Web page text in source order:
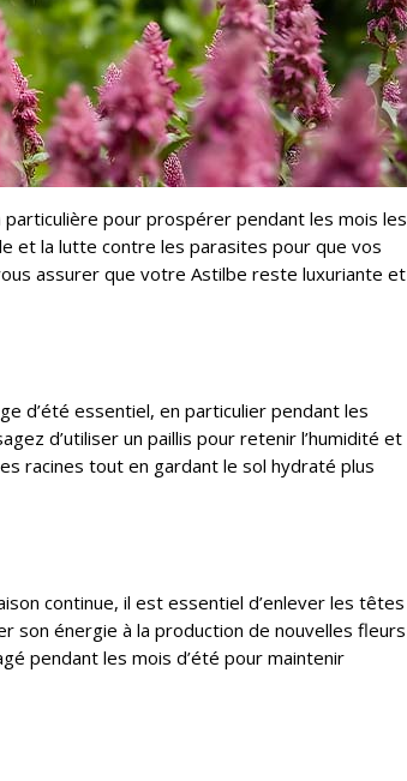
pour prospérer pendant les mois les
et la lutte contre les parasites pour que vos
assurer que votre Astilbe reste luxuriante et
d’été essentiel, en particulier pendant les
d’utiliser un paillis pour retenir l’humidité et
racines tout en gardant le sol hydraté plus
continue, il est essentiel d’enlever les têtes
son énergie à la production de nouvelles fleurs
pendant les mois d’été pour maintenir